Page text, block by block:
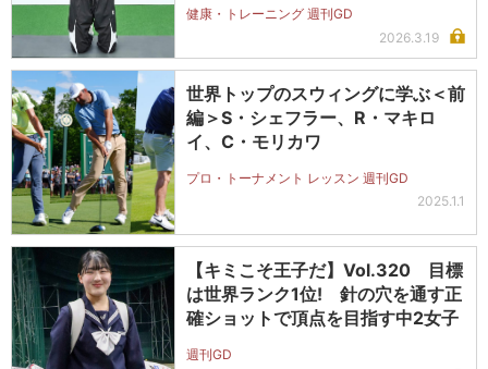
健康・トレーニング 週刊GD
2026.3.19
世界トップのスウィングに学ぶ＜前
編＞S・シェフラー、R・マキロ
イ、C・モリカワ
プロ・トーナメント レッスン 週刊GD
2025.1.1
【キミこそ王子だ】Vol.320 目標
は世界ランク1位! 針の穴を通す正
確ショットで頂点を目指す中2女子
週刊GD